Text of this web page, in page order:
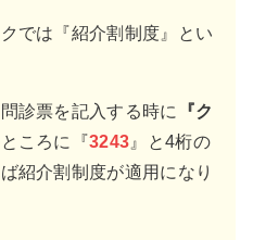
では『紹介割制度』とい
診票を記入する時に
『ク
ころに『3243 』と4桁の
紹介割制度が適用になり